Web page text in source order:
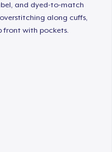
and dyed-to-match
along cuffs,
front with pockets.